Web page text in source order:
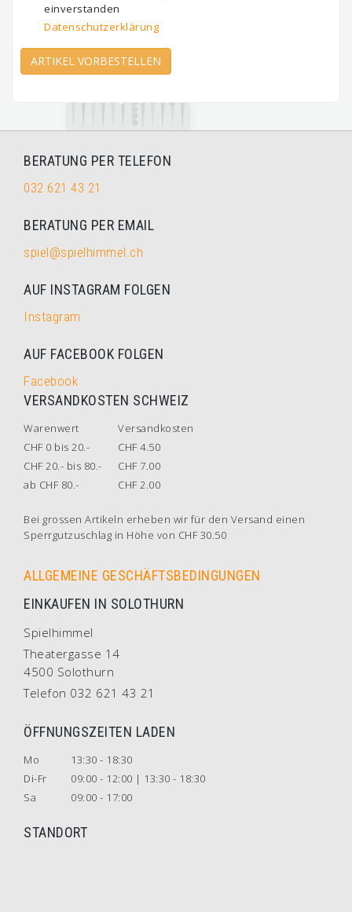
einverstanden
Datenschutzerklärung
ARTIKEL VORBESTELLEN
BERATUNG PER TELEFON
032 621 43 21
BERATUNG PER EMAIL
spiel@spielhimmel.ch
AUF INSTAGRAM FOLGEN
Instagram
AUF FACEBOOK FOLGEN
Facebook
VERSANDKOSTEN SCHWEIZ
Warenwert
Versandkosten
CHF 0 bis 20.-
CHF 4.50
CHF 20.- bis 80.-
CHF 7.00
ab CHF 80.-
CHF 2.00
Bei grossen Artikeln erheben wir für den Versand einen
Sperrgutzuschlag in Höhe von CHF 30.50
ALLGEMEINE GESCHÄFTSBEDINGUNGEN
EINKAUFEN IN SOLOTHURN
Spielhimmel
Theatergasse 14
4500 Solothurn
Telefon 032 621 43 21
ÖFFNUNGSZEITEN LADEN
Mo
13:30 - 18:30
Di-Fr
09:00 - 12:00 | 13:30 - 18:30
Sa
09:00 - 17:00
STANDORT